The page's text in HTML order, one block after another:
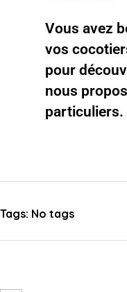
Vous avez
vos
pour
nous
particuliers.
Tags: No tags